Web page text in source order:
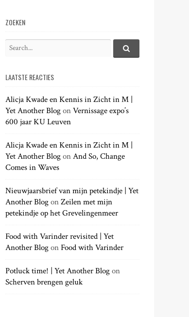
ZOEKEN
r
h
f
o
:
S
h
.
LAATSTE REACTIES
Alicja Kwade en Kennis in Zicht in M |
Yet Another BlogonVernissage expo’s
600 jaar KU Leuven
Alicja Kwade en Kennis in Zicht in M |
Yet Another BlogonAnd So, Change
Comes in Waves
Nieuwjaarsbrief van mijn petekindje | Yet
Another BlogonZeilen met mijn
petekindje op het Grevelingenmeer
Food with Varinder revisited | Yet
Another BlogonFood with Varinder
Potluck time! | Yet Another Blogon
Scherven brengen geluk